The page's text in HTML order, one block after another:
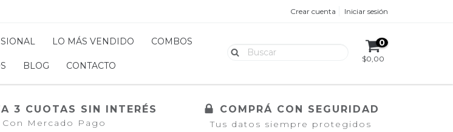
Crear cuenta Iniciar sesión
LO MÁS VENDIDO COMBOS
BLOG CONTACTO
0
$0,00
3 CUOTAS SIN INTERÉS
Con Mercado Pago
COMPRÁ CON SEGURIDAD
Tus datos siempre protegidos